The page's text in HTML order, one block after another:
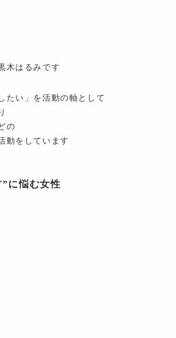
木はるみです
たい」を活動の軸として
の
動をしています
に悩む女性